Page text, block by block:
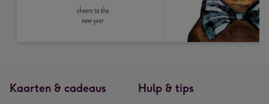
Kaarten & cadeaus Hulp & tips